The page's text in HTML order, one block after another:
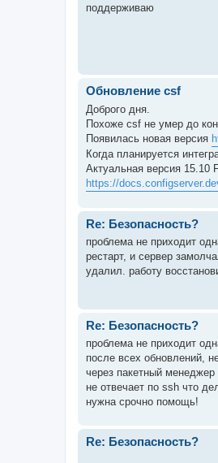
поддерживаю
Обновление csf
Доброго дня.
Похоже csf не умер до
Появилась новая версия
Когда планируется
Актуальная версия 15.10
https://
Re: Безопасность?
проблема не приходит
рестарт, и сервер
удалил. работу
Re: Безопасность?
проблема не приходит
после всех обновлений,
через пакетный
не отвечает по ssh что
нужна срочно помощь!
Re: Безопасность?